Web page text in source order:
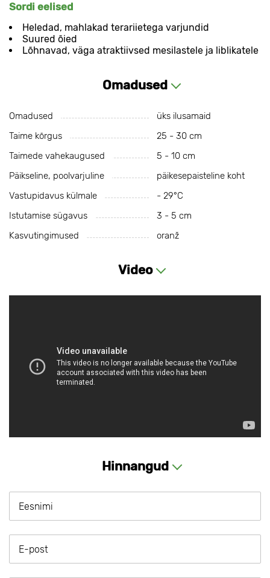
Sordi eelised
Heledad, mahlakad terariietega varjundid
Suured õied
Lõhnavad, väga atraktiivsed mesilastele ja liblikatele
Omadused
Omadused
üks ilusamaid
Taime kõrgus
25 - 30 cm
Taimede vahekaugused
5 - 10 cm
Päikseline, poolvarjuline
päikesepaisteline koht
Vastupidavus külmale
- 29°С
Istutamise sügavus
3 - 5 cm
Kasvutingimused
oranž
Video
Hinnangud